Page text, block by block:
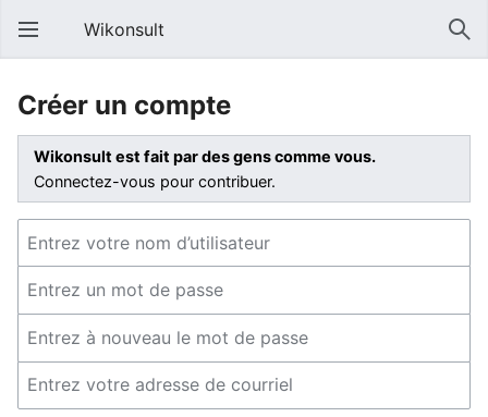
Wikonsult
Créer un compte
Wikonsult est fait par des gens comme vous.
Connectez-vous pour contribuer.